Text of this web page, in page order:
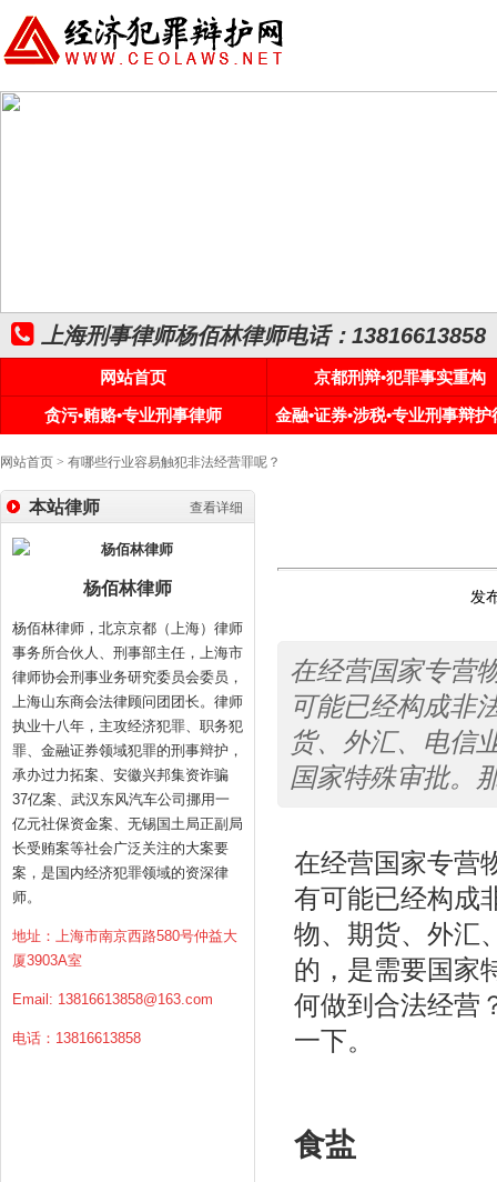
上海刑事律师杨佰林律师电话：13816613858
网站首页
京都刑辩•犯罪事实重构
贪污•贿赂•专业刑事律师
金融•证券•涉税•专业刑事辩护
网站首页 > 有哪些行业容易触犯非法经营罪呢？
查看详细
本站律师
杨佰林律师
杨佰林律师，北京京都（上海）律师
事务所合伙人、刑事部主任，上海市
律师协会刑事业务研究委员会委员，
上海山东商会法律顾问团团长。律师
执业十八年，主攻经济犯罪、职务犯
罪、金融证券领域犯罪的刑事辩护，
承办过力拓案、安徽兴邦集资诈骗
37亿案、武汉东风汽车公司挪用一
亿元社保资金案、无锡国土局正副局
长受贿案等社会广泛关注的大案要
案，是国内经济犯罪领域的资深律
师。
地址：上海市南京西路580号仲益大
厦3903A室
Email: 13816613858@163.com
电话：13816613858
发
在经营国家专营
可能已经构成非
货、外汇、电信
国家特殊审批。
在经营国家专营
有可能已经构成
物、期货、外汇
的，是需要国家
何做到合法经营
一下。
食盐